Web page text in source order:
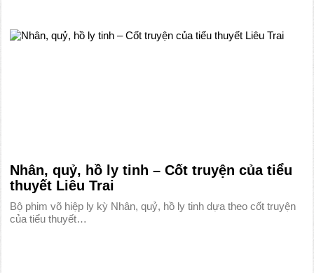
Nhân, quỷ, hồ ly tinh – Cốt truyện của tiểu
thuyết Liêu Trai
Bộ phim võ hiệp ly kỳ Nhân, quỷ, hồ ly tinh dựa theo cốt truyện
của tiểu thuyết…